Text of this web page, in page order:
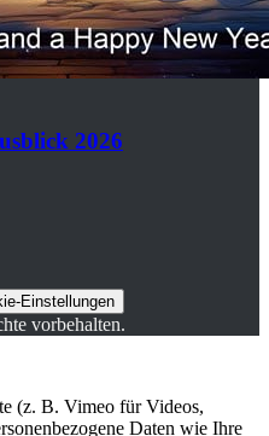
2026
Einstellungen
vorbehalten.
(z. B. Vimeo für Videos,
Daten wie Ihre